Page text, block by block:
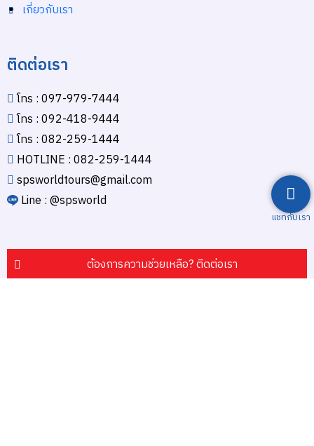
เกี่ยวกับเรา
ติดต่อเรา
โทร : 097-979-7444
โทร : 092-418-9444
โทร : 082-259-1444
HOTLINE : 082-259-1444
spsworldtours@gmail.com
Line : @spsworld
ต้องการความช่วยเหลือ? ติดต่อเรา
แชทกับเรา